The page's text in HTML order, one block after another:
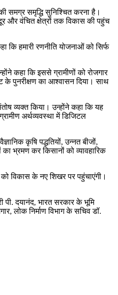
समग्र समृद्धि सुनिश्चित करना है।
और वंचित क्षेत्रों तक विकास की पहुंच
कि हमारी रणनीति योजनाओं को सिर्फ
कहा कि इससे ग्रामीणों को रोजगार
के पुनरीक्षण का आश्वासन दिया। साथ
व्यक्त किया। उन्होंने कहा कि यह
अर्थव्यवस्था में डिजिटल
कृषि पद्धतियों, उन्नत बीजों,
भ्रमण कर किसानों को व्यावहारिक
विकास के नए शिखर पर पहुंचाएंगी।
पी. दयानंद, भारत सरकार के भूमि
लोक निर्माण विभाग के सचिव डॉ.